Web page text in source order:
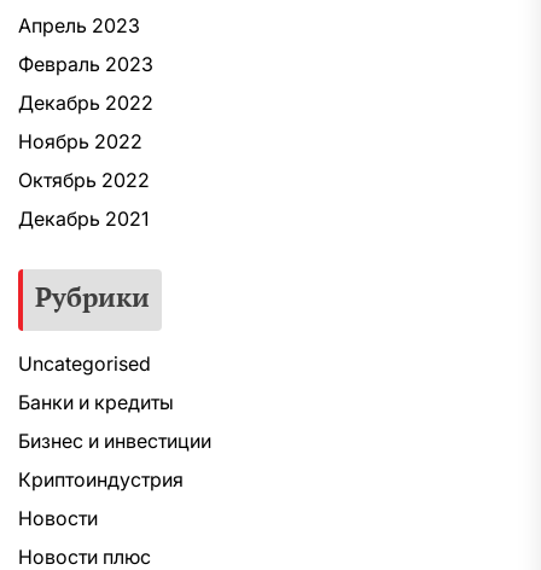
Апрель 2023
Февраль 2023
Декабрь 2022
Ноябрь 2022
Октябрь 2022
Декабрь 2021
Рубрики
Uncategorised
Банки и кредиты
Бизнес и инвестиции
Криптоиндустрия
Новости
Новости плюс